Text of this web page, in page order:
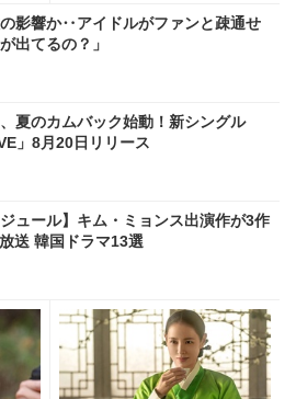
影響か‥アイドルがファンと疎通せ
出てるの？」
夏のカムバック始動！新シングル
」8月20日リリース
ジュール】キム・ミョンス出演作が3作
送 韓国ドラマ13選